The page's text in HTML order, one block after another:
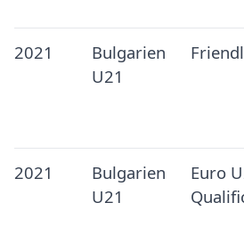
2021
Bulgarien
U21
2021
Bulgarien
U21
Euro